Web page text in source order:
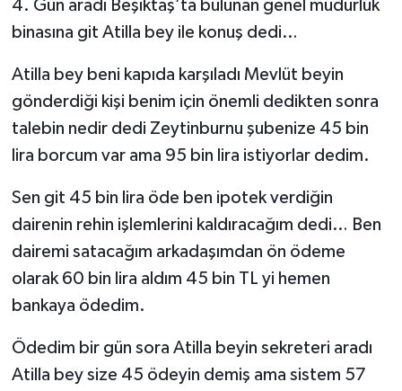
4. Gün aradı Beşiktaş’ta bulunan genel müdürlük
binasına git Atilla bey ile konuş dedi…
Atilla bey beni kapıda karşıladı Mevlüt beyin
gönderdiği kişi benim için önemli dedikten sonra
talebin nedir dedi Zeytinburnu şubenize 45 bin
lira borcum var ama 95 bin lira istiyorlar dedim.
Sen git 45 bin lira öde ben ipotek verdiğin
dairenin rehin işlemlerini kaldıracağım dedi… Ben
dairemi satacağım arkadaşımdan ön ödeme
olarak 60 bin lira aldım 45 bin TL yi hemen
bankaya ödedim.
Ödedim bir gün sora Atilla beyin sekreteri aradı
Atilla bey size 45 ödeyin demiş ama sistem 57